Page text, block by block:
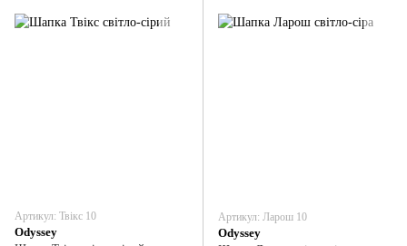
Артикул: Твікс 10
Odyssey
Артикул: Ларош 10
Odyssey